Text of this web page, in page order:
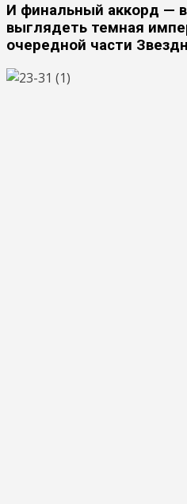
И финальный аккорд —
выглядеть темная
очередной части